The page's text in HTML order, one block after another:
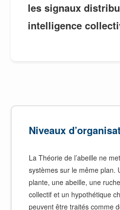
les signaux
intelligence
Niveaux
La Théorie de l’abeille ne
systèmes sur le même plan.
plante, une abeille, une
collectif et un hypothétique
peuvent être traités comme